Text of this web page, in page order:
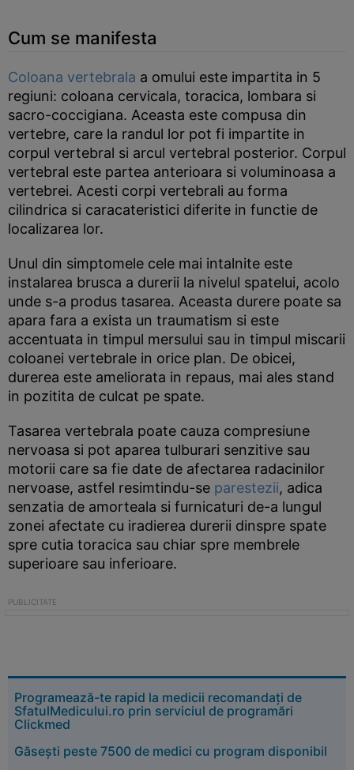
Cum se manifesta
Coloana vertebrala a omului este impartita in 5
regiuni: coloana cervicala, toracica, lombara si
sacro-coccigiana. Aceasta este compusa din
vertebre, care la randul lor pot fi impartite in
corpul vertebral si arcul vertebral posterior. Corpul
vertebral este partea anterioara si voluminoasa a
vertebrei. Acesti corpi vertebrali au forma
cilindrica si caracateristici diferite in functie de
localizarea lor.
Unul din simptomele cele mai intalnite este
instalarea brusca a durerii la nivelul spatelui, acolo
unde s-a produs tasarea. Aceasta durere poate sa
apara fara a exista un traumatism si este
accentuata in timpul mersului sau in timpul miscarii
coloanei vertebrale in orice plan. De obicei,
durerea este ameliorata in repaus, mai ales stand
in pozitita de culcat pe spate.
Tasarea vertebrala poate cauza compresiune
nervoasa si pot aparea tulburari senzitive sau
motorii care sa fie date de afectarea radacinilor
nervoase, astfel resimtindu-se parestezii, adica
senzatia de amorteala si furnicaturi de-a lungul
zonei afectate cu iradierea durerii dinspre spate
spre cutia toracica sau chiar spre membrele
superioare sau inferioare.
Programează-te rapid la medicii recomandați de
SfatulMedicului.ro prin serviciul de programări
Clickmed
Găsești peste 7500 de medici cu program disponibil